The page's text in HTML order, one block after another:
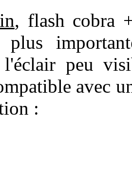
, flash cobra
plus
l'éclair peu
avec
: